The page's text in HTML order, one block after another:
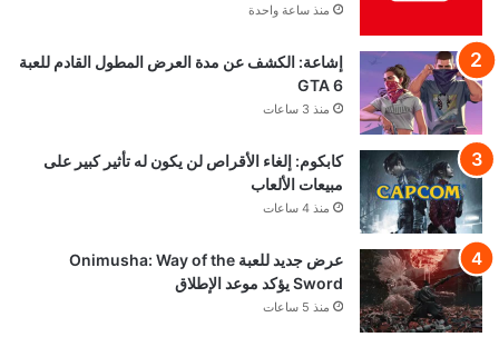
منذ ساعة واحدة
إشاعة: الكشف عن مدة العرض المطول القادم للعبة
GTA 6
منذ 3 ساعات
كابكوم: إلغاء الأقراص لن يكون له تأثير كبير على
مبيعات الألعاب
منذ 4 ساعات
عرض جديد للعبة Onimusha: Way of the
Sword يؤكد موعد الإطلاق
منذ 5 ساعات